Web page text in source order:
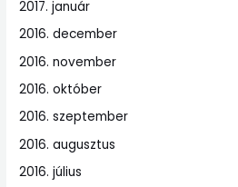
2017. január
2016. december
2016. november
2016. október
2016. szeptember
2016. augusztus
2016. július